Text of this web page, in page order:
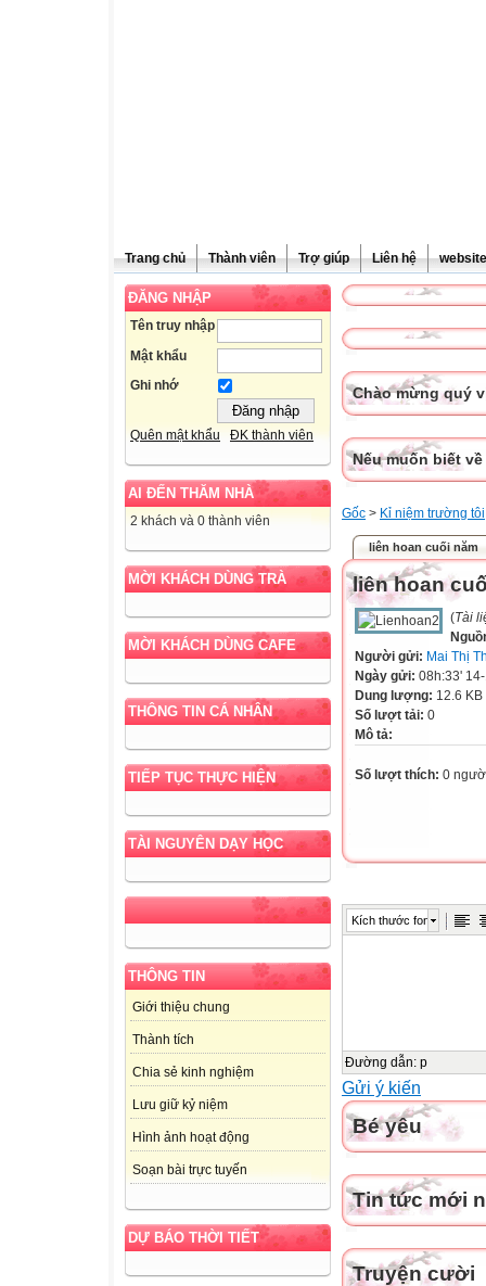
Trang chủ Thành viên Trợ giúp Liên hệ
ĐĂNG NHẬP
Tên truy nhập
Mật khẩu
Ghi nhớ
Quên mật khẩu ĐK thành viên
AI ĐẾN THĂM NHÀ
2 khách và 0 thành viên
MỜI KHÁCH DÙNG TRÀ
MỜI KHÁCH DÙNG CAFE
THÔNG TIN CÁ NHÂN
TIẾP TỤC THỰC HIỆN
TÀI NGUYÊN DẠY HỌC
THÔNG TIN
Giới thiệu chung
Thành tích
Chia sẻ kinh nghiệm
Lưu giữ kỷ niệm
Hình ảnh hoạt động
Soạn bài trực tuyến
DỰ BÁO THỜI TIẾT
Chào mừng quý
Nếu muốn biết
Gốc > Kỉ niệm trường tôi
liên hoan cuối năm
liên hoan
(Tài
Người gửi: Mai Thị
Ngày gửi: 08h:33'
Dung lượng: 12.6 KB
Số lượt tải: 0
Mô tả:
Số lượt thích: 0
Kích thước font
Đường dẫn: p
Gửi ý kiến
Bé yêu
Tin tức mới
Truyện cười